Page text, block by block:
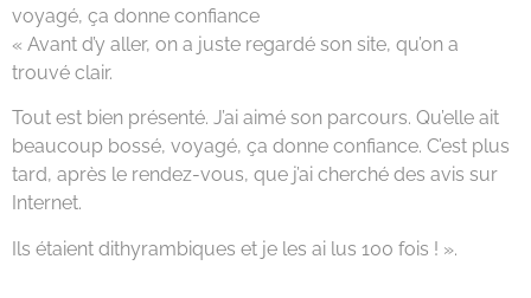
voyagé, ça donne confiance
« Avant d’y aller, on a juste regardé son site, qu’on a
trouvé clair.
Tout est bien présenté. J’ai aimé son parcours. Qu’elle ait
beaucoup bossé, voyagé, ça donne confiance. C’est plus
tard, après le rendez-vous, que j’ai cherché des avis sur
Internet.
Ils étaient dithyrambiques et je les ai lus 100 fois ! ».